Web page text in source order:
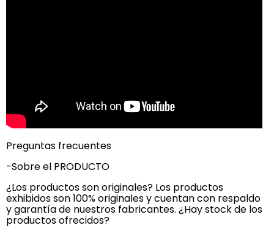
Preguntas frecuentes
-Sobre el PRODUCTO
¿Los productos son originales? Los productos
exhibidos son 100% originales y cuentan con respaldo
y garantía de nuestros fabricantes. ¿Hay stock de los
productos ofrecidos?